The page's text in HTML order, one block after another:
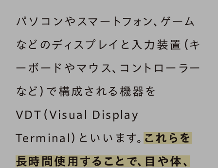
パソコンやスマートフォン、ゲーム
などのディスプレイと入力装置（キ
ーボードやマウス、コントローラー
など）で構成される機器を
VDT（Visual Display
Terminal）といいます。 これらを
長時間使用することで、目や体、